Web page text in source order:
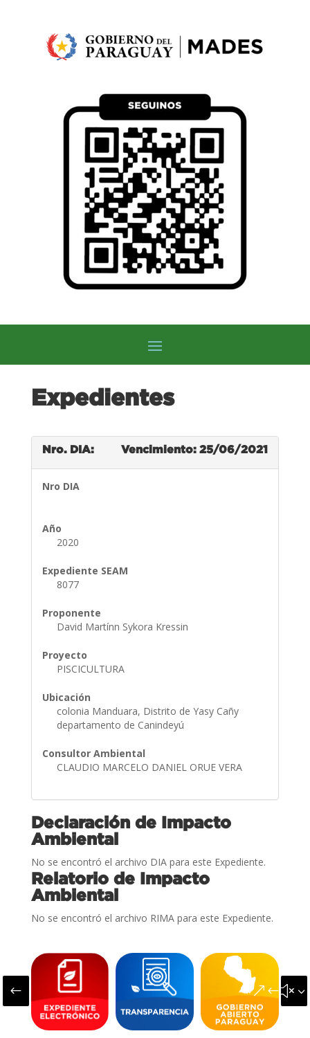
Expedientes
Nro. DIA: Vencimiento: 25/06/2021
Nro DIA
Año
2020
Expediente SEAM
8077
Proponente
David Martínn Sykora Kressin
Proyecto
PISCICULTURA
Ubicación
colonia Manduara, Distrito de Yasy Cañy
departamento de Canindeyú
Consultor Ambiental
CLAUDIO MARCELO DANIEL ORUE VERA
Declaración de Impacto
Ambiental
No se encontró el archivo DIA para este Expediente.
Relatorio de Impacto
Ambiental
No se encontró el archivo RIMA para este Expediente.
#